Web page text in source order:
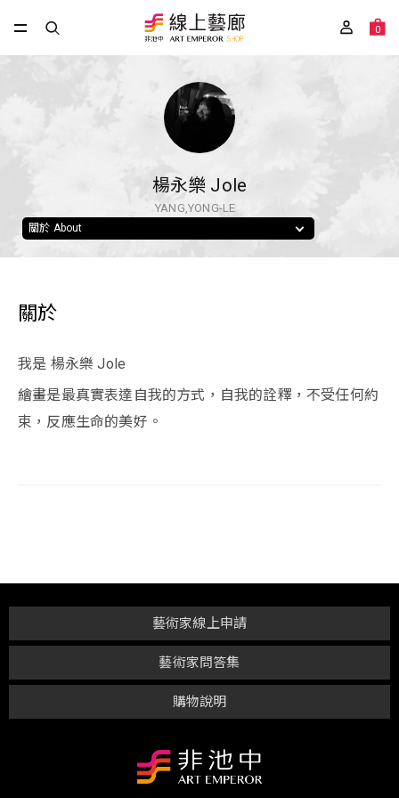
0
楊永樂 Jole
YANG,YONG-LE
關於 About
關於
我是 楊永樂 Jole
繪畫是最真實表達自我的方式，自我的詮釋，不受任何約
束，反應生命的美好。
購物說明
藝術家問答集
藝術家線上申請